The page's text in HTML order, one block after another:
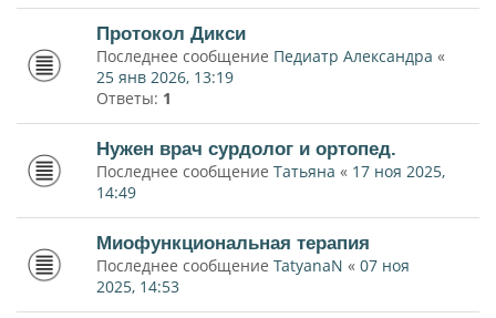
Протокол Дикси
Последнее сообщение Педиатр Александра «
25 янв 2026, 13:19
Ответы: 1
Нужен врач сурдолог и ортопед.
Последнее сообщение Татьяна « 17 ноя 2025,
14:49
Миофункциональная терапия
Последнее сообщение TatyanaN « 07 ноя
2025, 14:53